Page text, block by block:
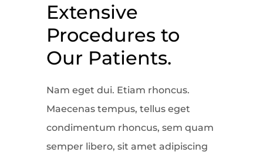
Extensive
Procedures to
Our Patients.
Nam eget dui. Etiam rhoncus.
Maecenas tempus, tellus eget
condimentum rhoncus, sem quam
semper libero, sit amet adipiscing